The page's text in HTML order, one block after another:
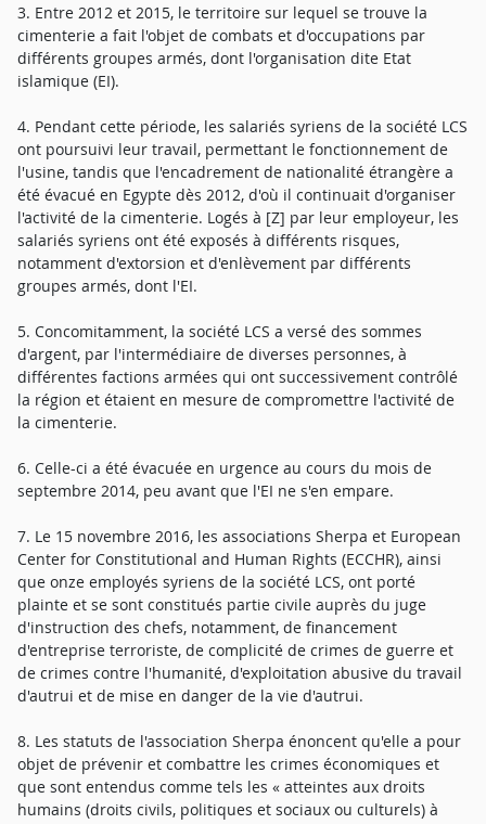
3. Entre 2012 et 2015, le territoire sur lequel se trouve la
cimenterie a fait l'objet de combats et d'occupations par
différents groupes armés, dont l'organisation dite Etat
islamique (EI).
4. Pendant cette période, les salariés syriens de la société LCS
ont poursuivi leur travail, permettant le fonctionnement de
l'usine, tandis que l'encadrement de nationalité étrangère a
été évacué en Egypte dès 2012, d'où il continuait d'organiser
l'activité de la cimenterie. Logés à [Z] par leur employeur, les
salariés syriens ont été exposés à différents risques,
notamment d'extorsion et d'enlèvement par différents
groupes armés, dont l'EI.
5. Concomitamment, la société LCS a versé des sommes
d'argent, par l'intermédiaire de diverses personnes, à
différentes factions armées qui ont successivement contrôlé
la région et étaient en mesure de compromettre l'activité de
la cimenterie.
6. Celle-ci a été évacuée en urgence au cours du mois de
septembre 2014, peu avant que l'EI ne s'en empare.
7. Le 15 novembre 2016, les associations Sherpa et European
Center for Constitutional and Human Rights (ECCHR), ainsi
que onze employés syriens de la société LCS, ont porté
plainte et se sont constitués partie civile auprès du juge
d'instruction des chefs, notamment, de financement
d'entreprise terroriste, de complicité de crimes de guerre et
de crimes contre l'humanité, d'exploitation abusive du travail
d'autrui et de mise en danger de la vie d'autrui.
8. Les statuts de l'association Sherpa énoncent qu'elle a pour
objet de prévenir et combattre les crimes économiques et
que sont entendus comme tels les « atteintes aux droits
humains (droits civils, politiques et sociaux ou culturels) à